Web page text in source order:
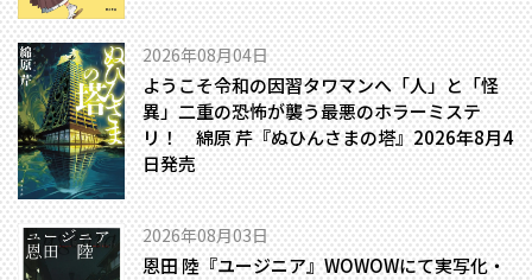
2026年08月04日
ようこそ令和の因習タワマンへ――「人」と「怪
異」二重の恐怖が襲う最悪のホラーミステ
リ！ 綿原 芹『ぬひんさまの塔』2026年8月4
日発売
2026年08月03日
恩田 陸『ユージニア』WOWOWにて実写化・